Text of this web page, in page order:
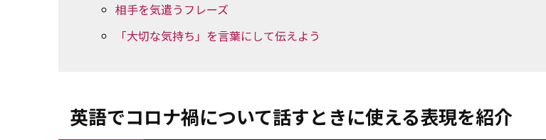
相手を気遣うフレーズ
「大切な気持ち」を言葉にして伝えよう
英語でコロナ禍について話すときに使える表現を紹介